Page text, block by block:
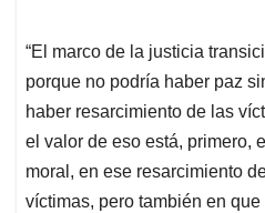
“El marco de la justicia
porque no podría haber paz
haber resarcimiento de las
el valor de eso está, primero,
moral, en ese resarcimiento
víctimas, pero también en